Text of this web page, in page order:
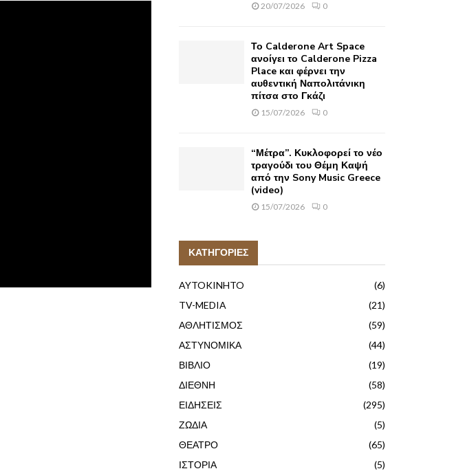
20/07/2026 0
Το Calderone Art Space
ανοίγει το Calderone Pizza
Place και φέρνει την
αυθεντική Ναπολιτάνικη
πίτσα στο Γκάζι
15/07/2026 0
“Μέτρα”. Κυκλοφορεί το νέο
τραγούδι του Θέμη Καψή
από την Sony Music Greece
(video)
15/07/2026 0
ΚΑΤΗΓΟΡΙΕΣ
AYTOKINHTO
(6)
TV-MEDIA
(21)
ΑΘΛΗΤΙΣΜΟΣ
(59)
ΑΣΤΥΝΟΜΙΚΑ
(44)
ΒΙΒΛΙΟ
(19)
ΔΙΕΘΝΗ
(58)
ΕΙΔΗΣΕΙΣ
(295)
ΖΩΔΙΑ
(5)
ΘΕΑΤΡΟ
(65)
ΙΣΤΟΡΙΑ
(5)